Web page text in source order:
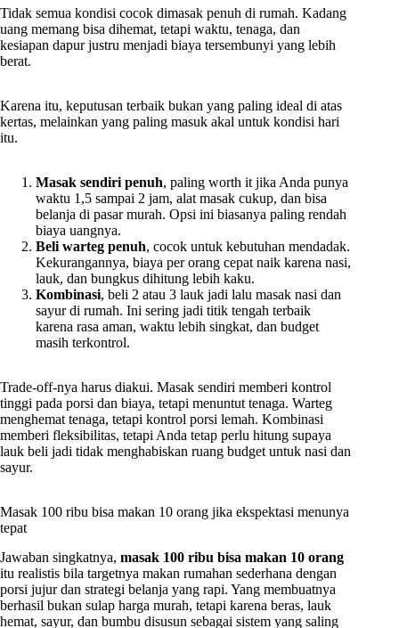
Tidak semua kondisi cocok dimasak penuh di rumah. Kadang
uang memang bisa dihemat, tetapi waktu, tenaga, dan
kesiapan dapur justru menjadi biaya tersembunyi yang lebih
berat.
Karena itu, keputusan terbaik bukan yang paling ideal di atas
kertas, melainkan yang paling masuk akal untuk kondisi hari
itu.
Masak sendiri penuh, paling worth it jika Anda punya
waktu 1,5 sampai 2 jam, alat masak cukup, dan bisa
belanja di pasar murah. Opsi ini biasanya paling rendah
biaya uangnya.
Beli warteg penuh, cocok untuk kebutuhan mendadak.
Kekurangannya, biaya per orang cepat naik karena nasi,
lauk, dan bungkus dihitung lebih kaku.
Kombinasi, beli 2 atau 3 lauk jadi lalu masak nasi dan
sayur di rumah. Ini sering jadi titik tengah terbaik
karena rasa aman, waktu lebih singkat, dan budget
masih terkontrol.
Trade-off-nya harus diakui. Masak sendiri memberi kontrol
tinggi pada porsi dan biaya, tetapi menuntut tenaga. Warteg
menghemat tenaga, tetapi kontrol porsi lemah. Kombinasi
memberi fleksibilitas, tetapi Anda tetap perlu hitung supaya
lauk beli jadi tidak menghabiskan ruang budget untuk nasi dan
sayur.
Masak 100 ribu bisa makan 10 orang jika ekspektasi menunya
tepat
Jawaban singkatnya, masak 100 ribu bisa makan 10 orang
itu realistis bila targetnya makan rumahan sederhana dengan
porsi jujur dan strategi belanja yang rapi. Yang membuatnya
berhasil bukan sulap harga murah, tetapi karena beras, lauk
hemat, sayur, dan bumbu disusun sebagai sistem yang saling